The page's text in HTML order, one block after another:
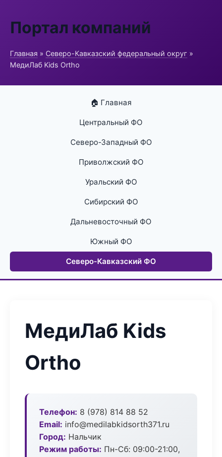
Портал компаний
Главная » Северо-Кавказский федеральный округ »
МедиЛаб Kids Ortho
🏠 Главная
Центральный ФО
Северо-Западный ФО
Приволжский ФО
Уральский ФО
Сибирский ФО
Дальневосточный ФО
Южный ФО
Северо-Кавказский ФО
МедиЛаб Kids
Ortho
Телефон: 8 (978) 814 88 52
Email: info@medilabkidsorth371.ru
Город: Нальчик
Режим работы: Пн-Сб: 09:00-21:00,